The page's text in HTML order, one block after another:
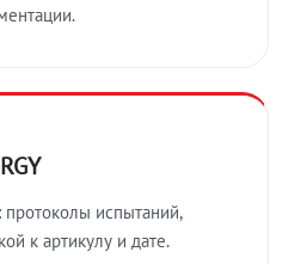
испытаний,
к артикулу и дате.